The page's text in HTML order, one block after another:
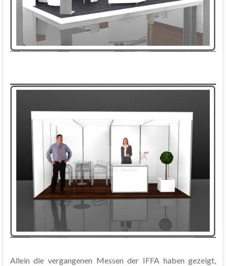
Allein die vergangenen Messen der IFFA haben gezeigt,